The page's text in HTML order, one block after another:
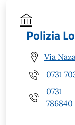
Polizia
Via
0731
0731
786840